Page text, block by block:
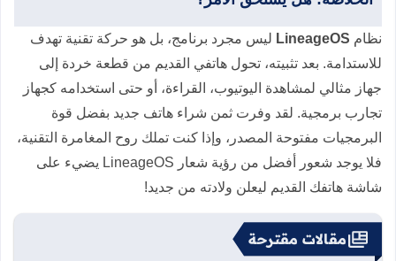
نظام LineageOS ليس مجرد برنامج، بل هو حركة تقنية تهدف
للاستدامة. بعد تثبيته، تحول هاتفي القديم من قطعة خردة إلى
جهاز مثالي لمشاهدة اليوتيوب، القراءة، أو حتى استخدامه كجهاز
تجارب برمجية. لقد وفرت ثمن شراء هاتف جديد بفضل قوة
البرمجيات مفتوحة المصدر، وإذا كنت تملك روح المغامرة التقنية،
فلا يوجد شعور أفضل من رؤية شعار LineageOS يضيء على
شاشة هاتفك القديم ليعلن ولادته من جديد!
مقالات مقترحة